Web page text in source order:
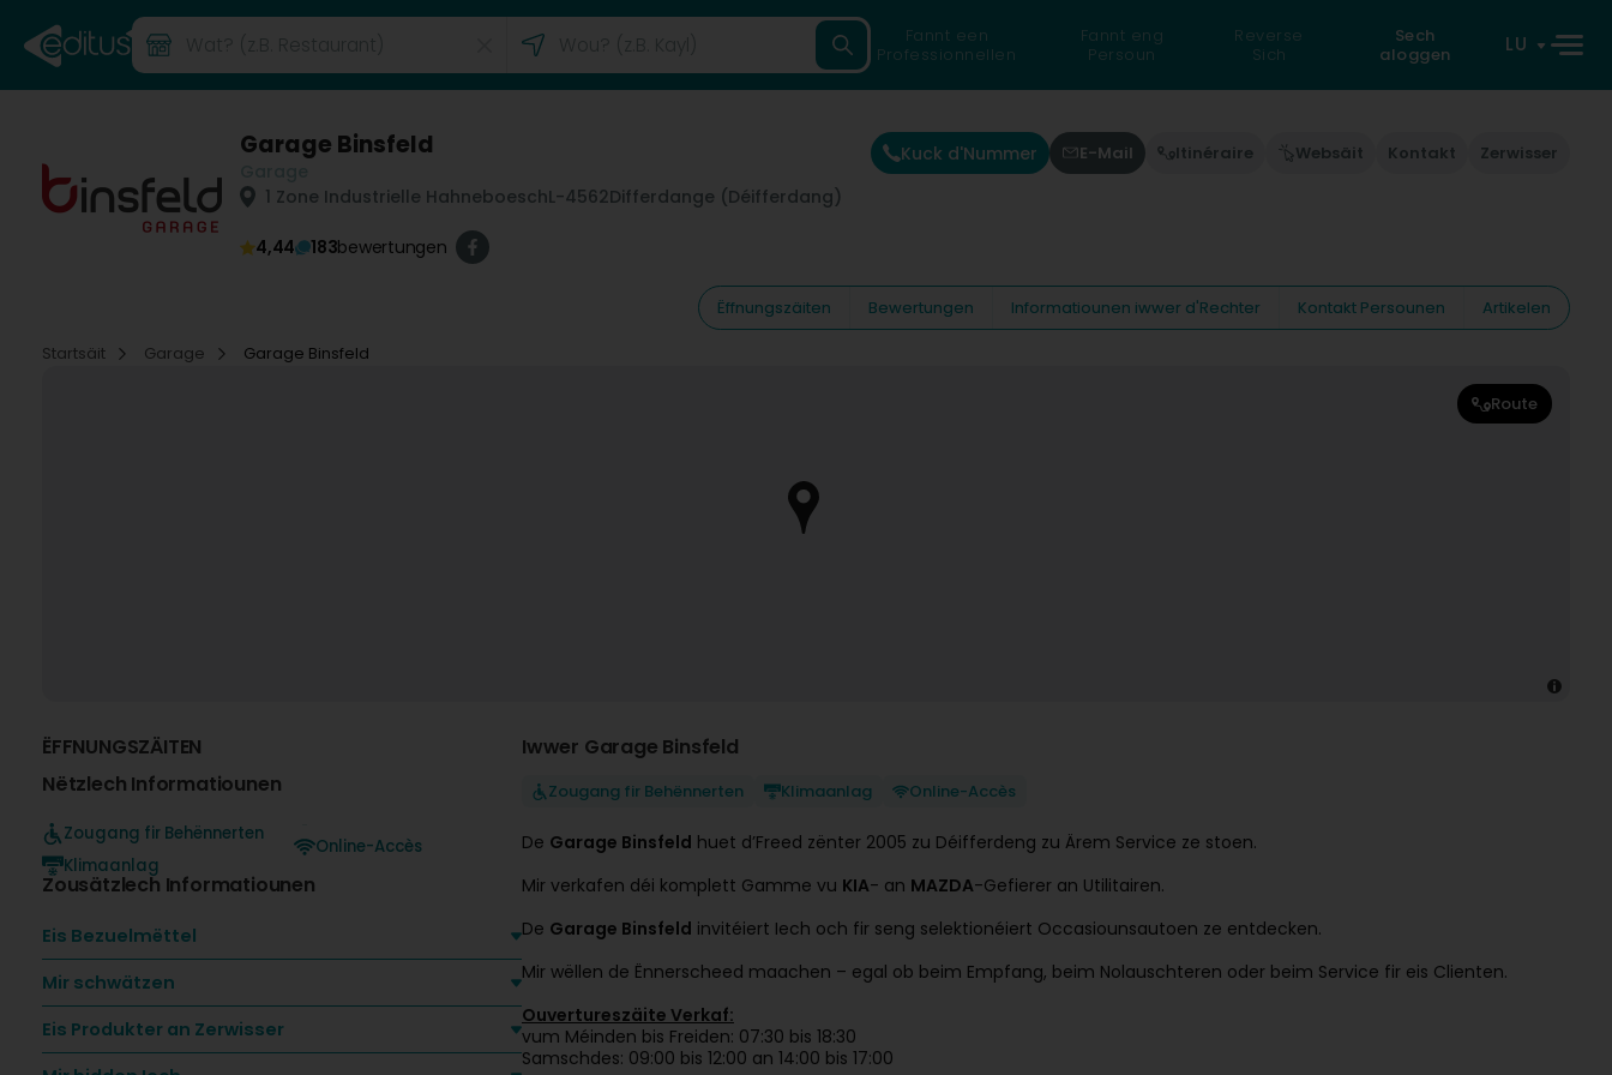
Fannt een
Professionnellen
Fannt eng
Persoun
Reverse
Sich
Sech
aloggen
LU
Garage Binsfeld
1 Zone Industrielle HahneboeschL-4562Differdange (Déifferdang)
4,44 183bewertungen
Kuck d'Nummer E-Mail Itinéraire Websäit Kontakt Zerwisser
Ëffnungszäiten Bewertungen Informatiounen iwwer d'Rechter Kontakt Persounen
Artikelen
Startsäit
Garage Garage Binsfeld
Route
ËFFNUNGSZÄITEN
Nëtzlech Informatiounen
Zougang fir Behënnerten
Klimaanlag
Online-Accès
Zousätzlech Informatiounen
Eis Bezuelmëttel
Mir schwätzen
Eis Produkter an Zerwisser
Iwwer Garage Binsfeld
Zougang fir Behënnerten Klimaanlag Online-Accès
De Garage Binsfeld huet d’Freed zënter 2005 zu Déifferdeng zu Ärem Service ze stoen.
Mir verkafen déi komplett Gamme vu KIA- an MAZDA-Gefierer an Utilitairen.
De Garage Binsfeld invitéiert Iech och fir seng selektionéiert Occasiounsautoen ze entdecken.
Mir wëllen de Ënnerscheed maachen – egal ob beim Empfang, beim Nolauschteren oder beim Service fir eis Clienten.
Ouvertureszäite Verkaf:
vum Méinden bis Freiden: 07:30 bis 18:30
Samschdes: 09:00 bis 12:00 an 14:00 bis 17:00